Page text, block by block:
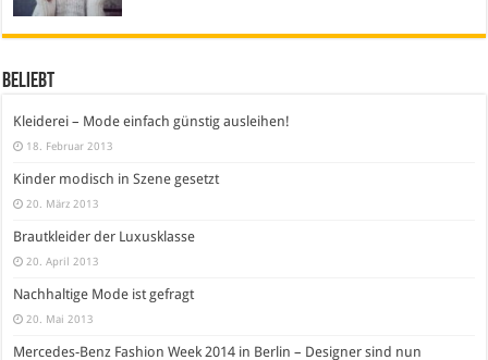
Beliebt
Kleiderei – Mode einfach günstig ausleihen!
18. Februar 2013
Kinder modisch in Szene gesetzt
20. März 2013
Brautkleider der Luxusklasse
20. April 2013
Nachhaltige Mode ist gefragt
20. Mai 2013
Mercedes-Benz Fashion Week 2014 in Berlin – Designer sind nun